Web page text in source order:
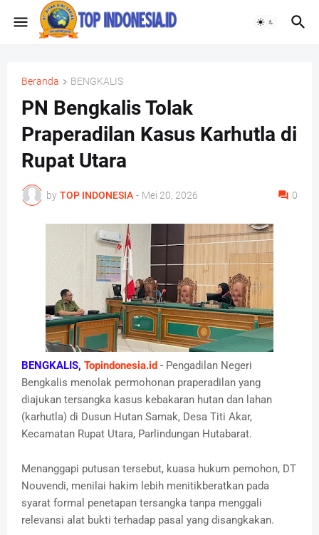
Beranda BENGKALIS
PN Bengkalis Tolak
Praperadilan Kasus Karhutla di
Rupat Utara
by TOP INDONESIA - Mei 20, 2026 0
BENGKALIS, Topindonesia.id - Pengadilan Negeri
Bengkalis menolak permohonan praperadilan yang
diajukan tersangka kasus kebakaran hutan dan lahan
(karhutla) di Dusun Hutan Samak, Desa Titi Akar,
Kecamatan Rupat Utara, Parlindungan Hutabarat.
Menanggapi putusan tersebut, kuasa hukum pemohon, DT
Nouvendi, menilai hakim lebih menitikberatkan pada
syarat formal penetapan tersangka tanpa menggali
relevansi alat bukti terhadap pasal yang disangkakan.